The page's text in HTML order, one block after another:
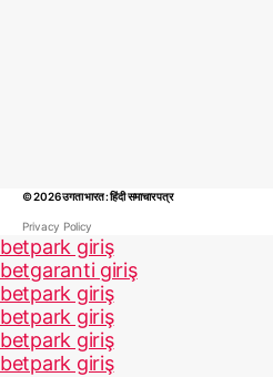
© 2026उगता भारत : हिंदी समाचार पत्र
Privacy Policy
betpark giriş
betgaranti giriş
betpark giriş
betpark giriş
betpark giriş
betpark giriş